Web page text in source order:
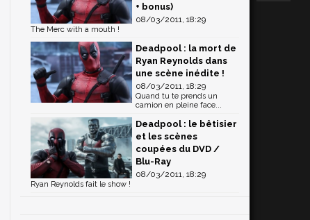
+ bonus)
08/03/2011, 18:29
The Merc with a mouth !
Deadpool : la mort de
Ryan Reynolds dans
une scène inédite !
08/03/2011, 18:29
Quand tu te prends un
camion en pleine face...
Deadpool : le bêtisier
et les scènes
coupées du DVD /
Blu-Ray
08/03/2011, 18:29
Ryan Reynolds fait le show !